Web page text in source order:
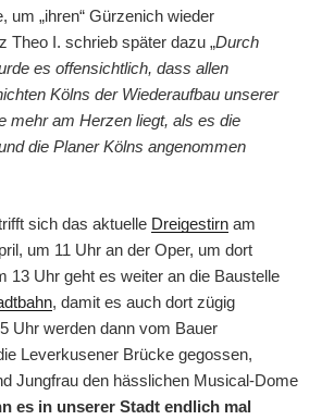
um „ihren“ Gürzenich wieder
Theo I. schrieb später dazu „Durch
es offensichtlich, dass allen
Kölns der Wiederaufbau unserer
mehr am Herzen liegt, als es die
die Planer Kölns angenommen
sich das aktuelle Dreigestirn am
um 11 Uhr an der Oper, um dort
13 Uhr geht es weiter an die Baustelle
, damit es auch dort zügig
Uhr werden dann vom Bauer
Leverkusener Brücke gegossen,
Jungfrau den hässlichen Musical-Dome
es in unserer Stadt endlich mal